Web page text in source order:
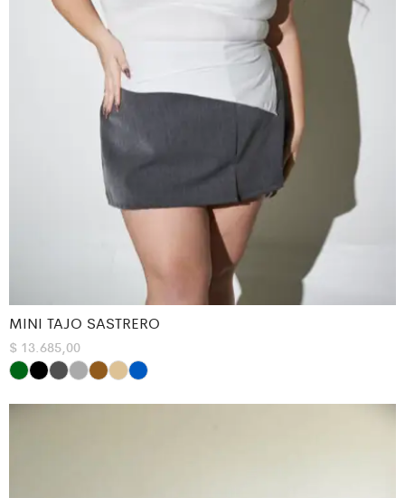
MINI TAJO SASTRERO
$ 13.685,00